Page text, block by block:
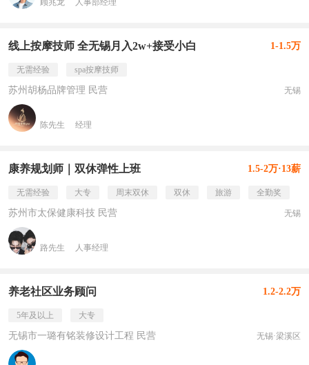
顾兆龙 人事部经理
线上按摩技师 全无锡月入2w+接受小白 1-1.5万
无需经验 spa按摩技师
苏州胡杨品牌管理 民营 无锡
陈先生 经理
康养规划师｜双休弹性上班 1.5-2万·13薪
无需经验 大专 周末双休 双休 旅游 全勤奖
苏州市太保健康科技 民营 无锡
路先生 人事经理
养老社区业务顾问 1.2-2.2万
5年及以上 大专
无锡市一璐有铭装修设计工程 民营 无锡·梁溪区